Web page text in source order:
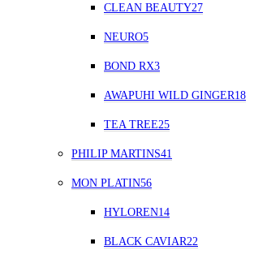
CLEAN BEAUTY27
NEURO5
BOND RX3
AWAPUHI WILD GINGER18
TEA TREE25
PHILIP MARTINS41
MON PLATIN56
HYLOREN14
BLACK CAVIAR22